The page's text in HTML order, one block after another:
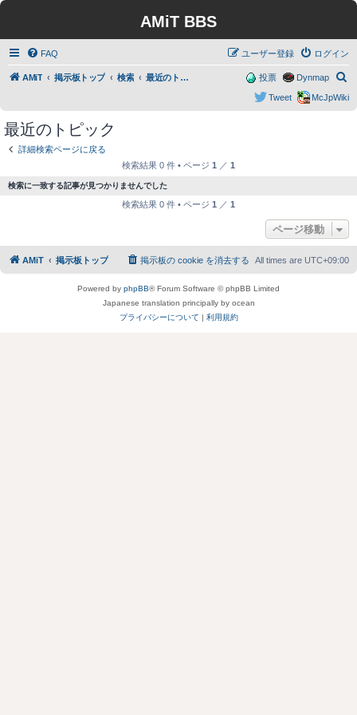
AMiT BBS
FAQ ログイン
ユーザー登録
AMiT 掲示板トップ 検索 最近のトピック
索
Dynmap
投票
McJpWiki
Tweet
最近のトピック
詳細検索ページに戻る
検索結果 0 件 • ページ 1 ／ 1
検索に一致する記事が見つかりませんでした
検索結果 0 件 • ページ 1 ／ 1
ページ移動
AMiT 掲示板トップ All times are UTC+09:00
掲示板の cookie を消去する
Powered by phpBB® Forum Software © phpBB Limited
Japanese translation principally by ocean
プライバシーについて | 利用規約